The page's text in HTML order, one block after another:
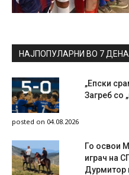
НАЈПОПУЛАРНИ ВО 7 ДЕНА
„Епски
Загреб со
posted on 04.08.2026
Го освои
играч на
Дурмитор